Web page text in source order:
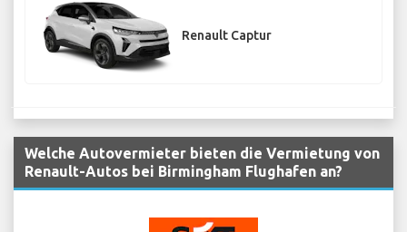
Renault Captur
Welche Autovermieter bieten die Vermietung von
Renault-Autos bei Birmingham Flughafen an?